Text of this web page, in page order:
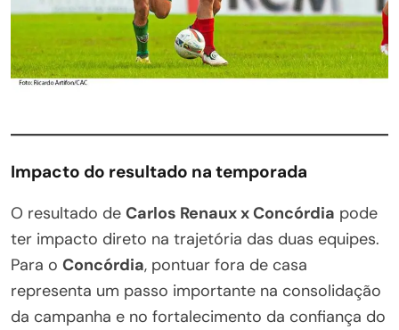
Impacto do resultado na temporada
O resultado de Carlos Renaux x Concórdia pode
ter impacto direto na trajetória das duas equipes.
Para o Concórdia, pontuar fora de casa
representa um passo importante na consolidação
da campanha e no fortalecimento da confiança do